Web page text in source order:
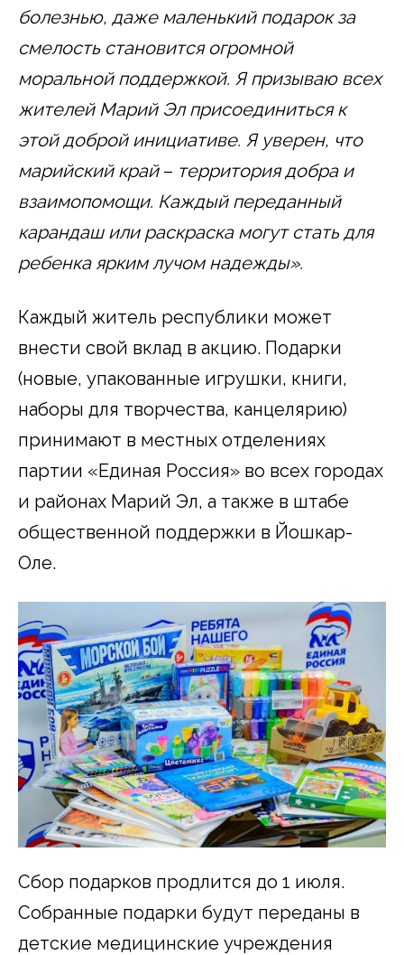
болезнью, даже маленький подарок за
смелость становится огромной
моральной поддержкой. Я призываю всех
жителей Марий Эл присоединиться к
этой доброй инициативе. Я уверен, что
марийский край – территория добра и
взаимопомощи. Каждый переданный
карандаш или раскраска могут стать для
ребенка ярким лучом надежды».
Каждый житель республики может
внести свой вклад в акцию. Подарки
(новые, упакованные игрушки, книги,
наборы для творчества, канцелярию)
принимают в местных отделениях
партии «Единая Россия» во всех городах
и районах Марий Эл, а также в штабе
общественной поддержки в Йошкар-
Оле.
Сбор подарков продлится до 1 июля.
Собранные подарки будут переданы в
детские медицинские учреждения